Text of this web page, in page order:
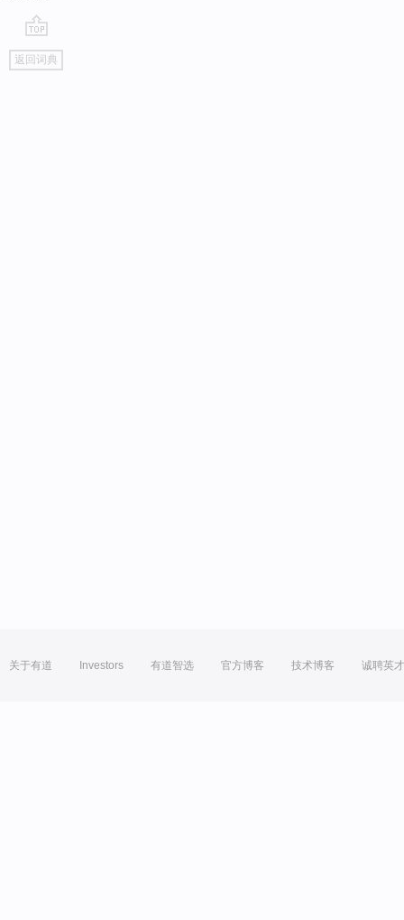
go
top
返回词典
关于有道 Investors 有道智选 官方博客 技术博客 诚聘英才